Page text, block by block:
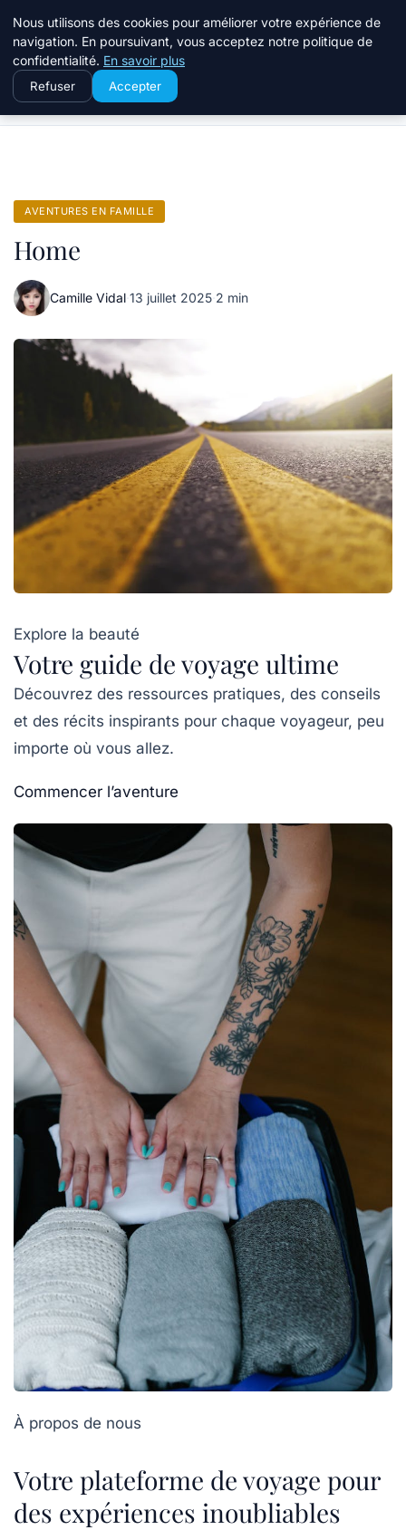
Terredeprovence
Accueil Aventures en famille
AVENTURES EN FAMILLE
Home
Camille Vidal·13 juillet 2025·2 min
Explore la beauté
Votre guide de voyage ultime
Découvrez des ressources pratiques, des conseils
et des récits inspirants pour chaque voyageur, peu
importe où vous allez.
Commencer l’aventure
À propos de nous
Votre plateforme de voyage pour
des expériences inoubliables
Nous utilisons des cookies pour améliorer votre expérience de
navigation. En poursuivant, vous acceptez notre politique de
confidentialité. En savoir plus
Refuser Accepter